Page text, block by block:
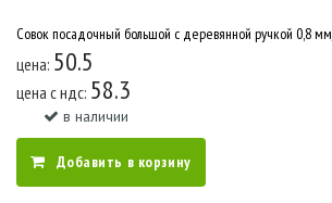
Совок посадочный большой с деревянной ручкой 0,8
цена: 50.5
цена c ндс: 58.3
в наличии
Добавить в корзину